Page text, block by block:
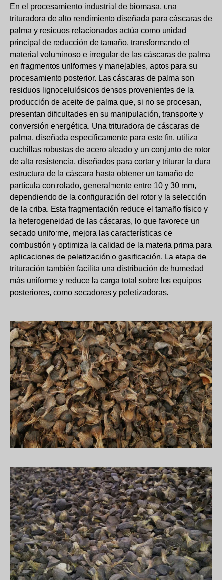
En el procesamiento industrial de biomasa, una
trituradora de alto rendimiento diseñada para cáscaras de
palma y residuos relacionados actúa como unidad
principal de reducción de tamaño, transformando el
material voluminoso e irregular de las cáscaras de palma
en fragmentos uniformes y manejables, aptos para su
procesamiento posterior. Las cáscaras de palma son
residuos lignocelulósicos densos provenientes de la
producción de aceite de palma que, si no se procesan,
presentan dificultades en su manipulación, transporte y
conversión energética. Una trituradora de cáscaras de
palma, diseñada específicamente para este fin, utiliza
cuchillas robustas de acero aleado y un conjunto de rotor
de alta resistencia, diseñados para cortar y triturar la dura
estructura de la cáscara hasta obtener un tamaño de
partícula controlado, generalmente entre 10 y 30 mm,
dependiendo de la configuración del rotor y la selección
de la criba. Esta fragmentación reduce el tamaño físico y
la heterogeneidad de las cáscaras, lo que favorece un
secado uniforme, mejora las características de
combustión y optimiza la calidad de la materia prima para
aplicaciones de peletización o gasificación. La etapa de
trituración también facilita una distribución de humedad
más uniforme y reduce la carga total sobre los equipos
posteriores, como secadores y peletizadoras.